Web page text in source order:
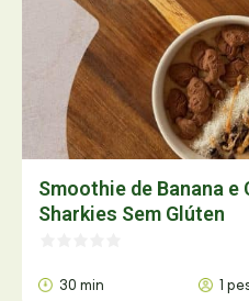
Smoothie de Banana
Sharkies Sem Glúten
30 min 1